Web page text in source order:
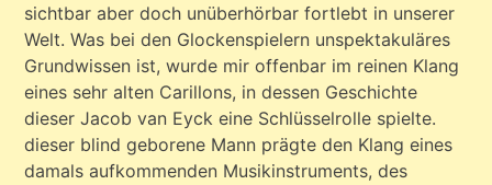
sichtbar aber doch unüberhörbar fortlebt in unserer
Welt. Was bei den Glockenspielern unspektakuläres
Grundwissen ist, wurde mir offenbar im reinen Klang
eines sehr alten Carillons, in dessen Geschichte
dieser Jacob van Eyck eine Schlüsselrolle spielte.
dieser blind geborene Mann prägte den Klang eines
damals aufkommenden Musikinstruments, des